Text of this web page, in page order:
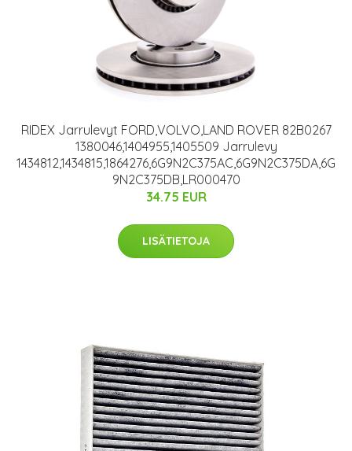
RIDEX Jarrulevyt FORD,VOLVO,LAND ROVER 82B0267
1380046,1404955,1405509 Jarrulevy
1434812,1434815,1864276,6G9N2C375AC,6G9N2C375DA,6G
9N2C375DB,LR000470
34.75 EUR
LISÄTIETOJA